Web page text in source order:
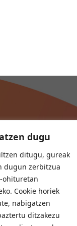
dugu
ditugu, gureak
dugun zerbitzua
ohituretan
Cookie horiek
nabigatzen
ditzakezu